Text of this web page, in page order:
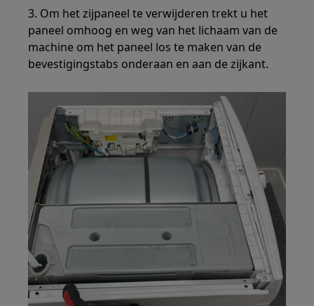
3. Om het zijpaneel te verwijderen trekt u het
paneel omhoog en weg van het lichaam van de
machine om het paneel los te maken van de
bevestigingstabs onderaan en aan de zijkant.